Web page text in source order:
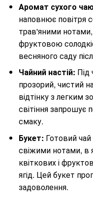
Аромат сухого
наповнює повітря
трав'яними
фруктовою
весняного саду
Чайний настій: Під
прозорий, чистий
відтінку з легким
світіння запрошує
смаку.
Букет: Готовий
свіжими нотами, в
квіткових і
ягід. Цей букет
задоволення.